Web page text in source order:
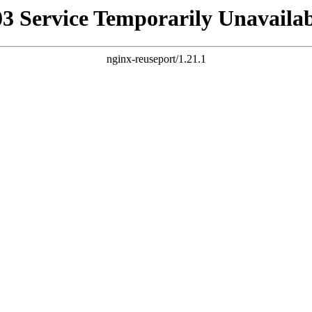
Service Temporarily
nginx-reuseport/1.21.1